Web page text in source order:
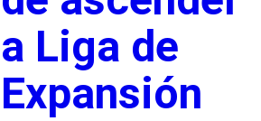
a Liga de
Expansión